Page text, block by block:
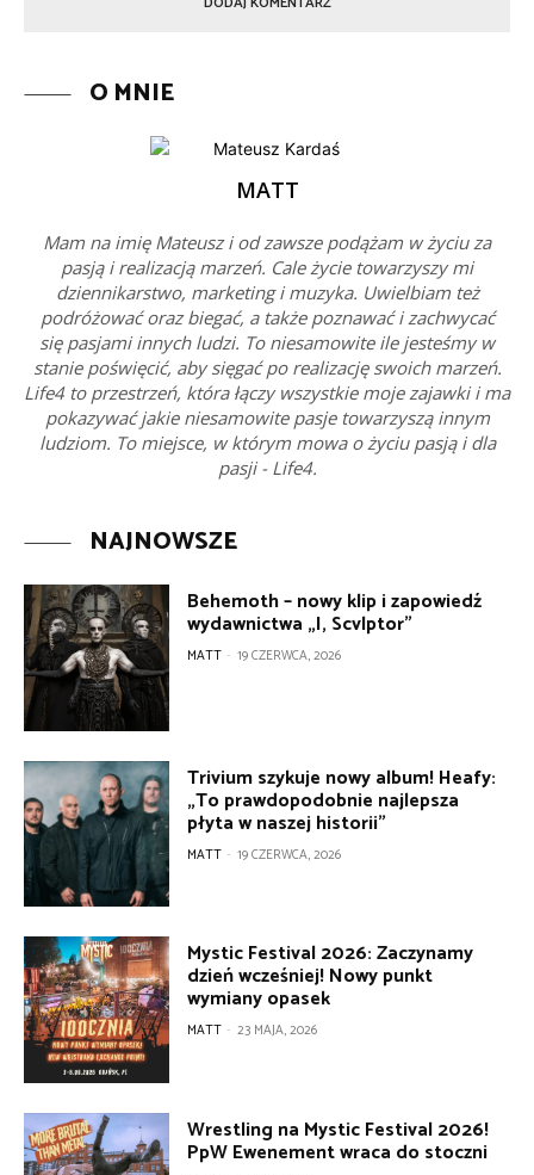
O MNIE
MATT
Mam na imię Mateusz i od zawsze podążam w życiu za
pasją i realizacją marzeń. Cale życie towarzyszy mi
dziennikarstwo, marketing i muzyka. Uwielbiam też
podróżować oraz biegać, a także poznawać i zachwycać
się pasjami innych ludzi. To niesamowite ile jesteśmy w
stanie poświęcić, aby sięgać po realizację swoich marzeń.
Life4 to przestrzeń, która łączy wszystkie moje zajawki i ma
pokazywać jakie niesamowite pasje towarzyszą innym
ludziom. To miejsce, w którym mowa o życiu pasją i dla
pasji - Life4.
NAJNOWSZE
Behemoth – nowy klip i zapowiedź
wydawnictwa „I, Scvlptor”
MATT - 19 CZERWCA, 2026
Trivium szykuje nowy album! Heafy:
„To prawdopodobnie najlepsza
płyta w naszej historii”
MATT - 19 CZERWCA, 2026
Mystic Festival 2026: Zaczynamy
dzień wcześniej! Nowy punkt
wymiany opasek
MATT - 23 MAJA, 2026
Wrestling na Mystic Festival 2026!
PpW Ewenement wraca do stoczni